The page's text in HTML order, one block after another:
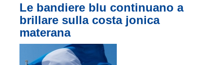
Le bandiere blu continuano a
brillare sulla costa jonica
materana